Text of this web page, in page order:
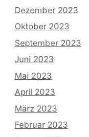
Dezember 2023
Oktober 2023
September 2023
Juni 2023
Mai 2023
April 2023
März 2023
Februar 2023